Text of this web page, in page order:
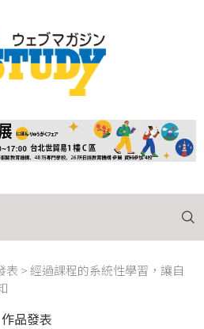
表 >經過課程的系統性學習，讓自
作品發表